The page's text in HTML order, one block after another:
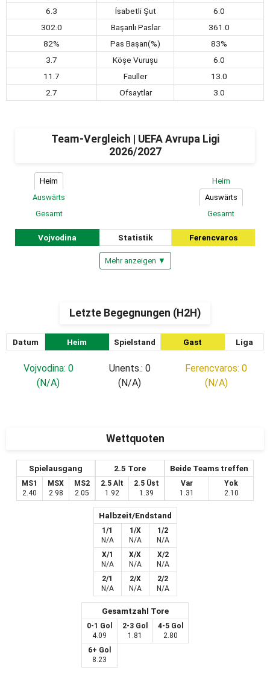
6.3
İsabetli Şut
6.0
302.0
Başarılı Paslar
361.0
82%
Pas Başarı(%)
83%
3.7
Köşe Vuruşu
6.0
11.7
Fauller
13.0
2.7
Ofsaytlar 3.0
Team-Vergleich | UEFA Avrupa Ligi
2026/2027
Heim
Auswärts
Gesamt
Heim
Auswärts
Gesamt
Vojvodina Statistik Ferencvaros
Mehr anzeigen ▼
Letzte Begegnungen (H2H)
Datum Heim Spielstand Gast Liga
Vojvodina: 0
(N/A)
Unents.: 0
(N/A)
Ferencvaros: 0
(N/A)
Wettquoten
Spielausgang
MS1
2.40
MSX
2.98
MS2
2.05
2.5 Tore
2.5 Alt
1.92
2.5 Üst
1.39
Beide Teams treffen
Var
1.31
Yok
2.10
Halbzeit/Endstand
1/1
N/A
1/X
N/A
1/2
N/A
X/1
N/A
X/X
N/A
X/2
N/A
2/1
N/A
2/X
N/A
2/2
N/A
Gesamtzahl Tore
0-1 Gol
4.09
2-3 Gol
1.81
4-5 Gol
2.80
6+ Gol
8.23